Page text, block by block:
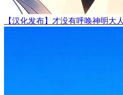
【汉化发布】才没有呼唤神明大人